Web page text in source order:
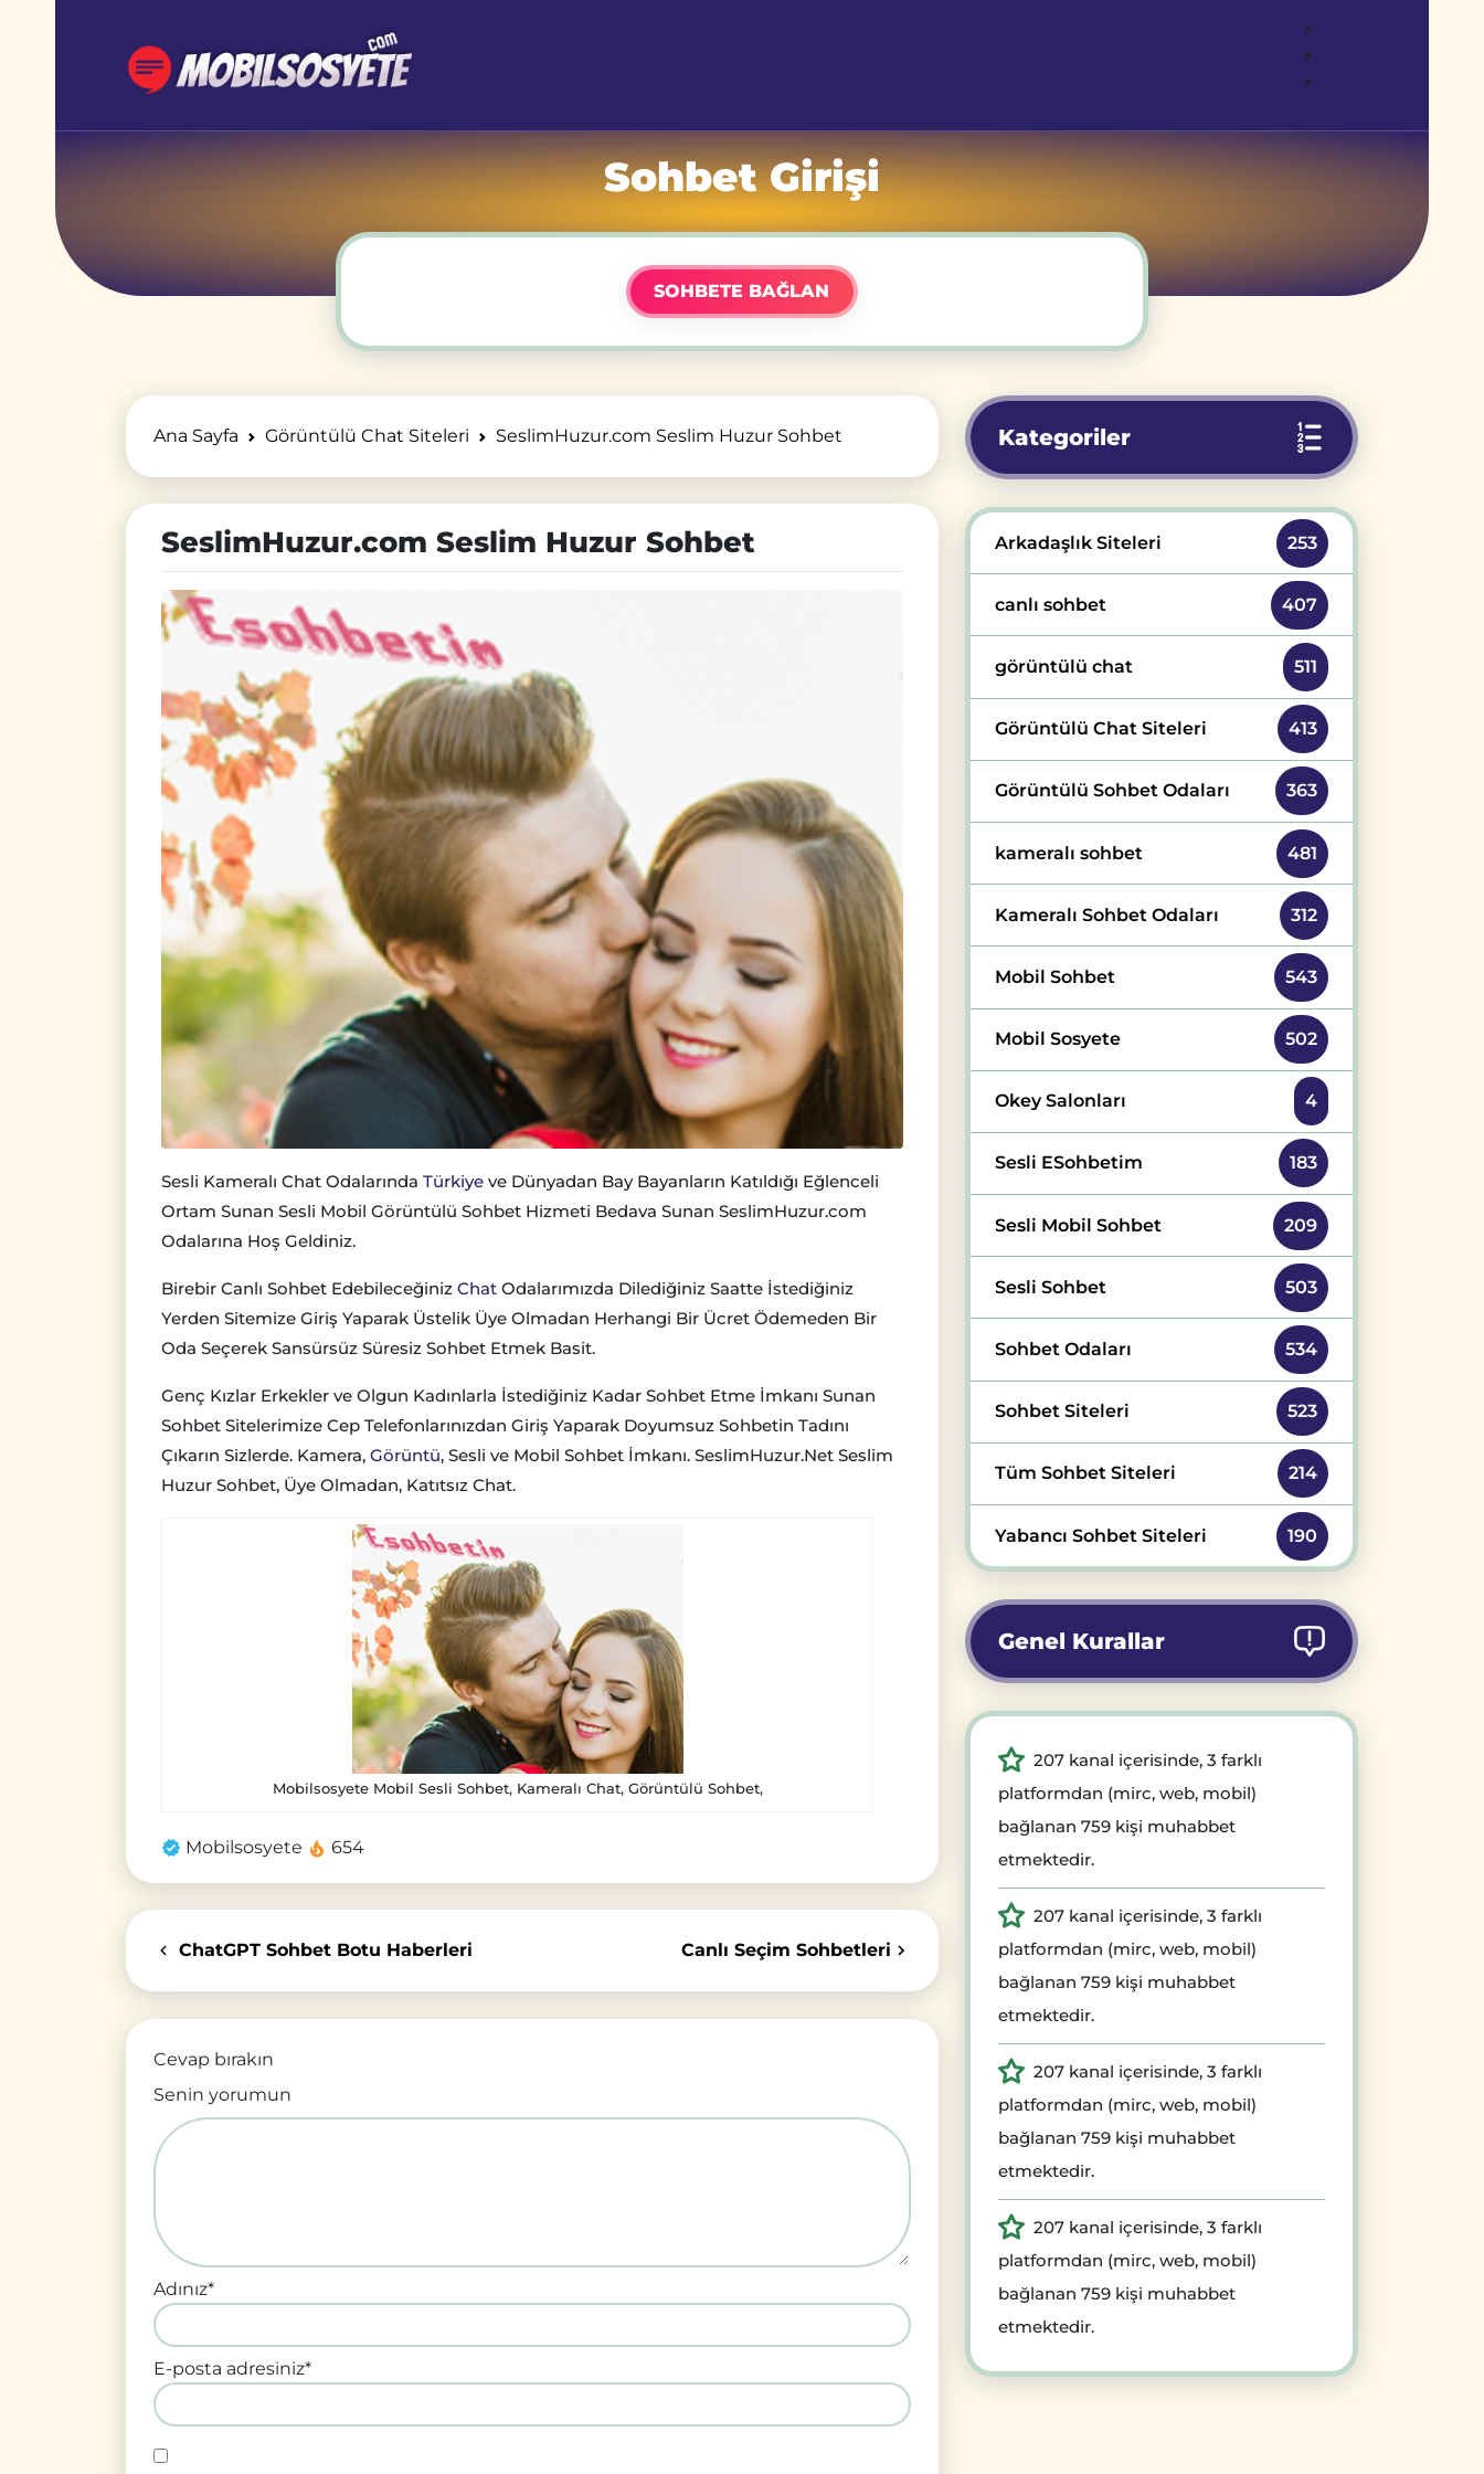
Sohbet Girişi
SOHBETE BAĞLAN
Ana Sayfa Görüntülü Chat Siteleri SeslimHuzur.com Seslim Huzur Sohbet
SeslimHuzur.com Seslim Huzur Sohbet
Sesli Kameralı Chat Odalarında Türkiye ve Dünyadan Bay Bayanların Katıldığı Eğlenceli
Ortam Sunan Sesli Mobil Görüntülü Sohbet Hizmeti Bedava Sunan SeslimHuzur.com
Odalarına Hoş Geldiniz.
Birebir Canlı Sohbet Edebileceğiniz Chat Odalarımızda Dilediğiniz Saatte İstediğiniz
Yerden Sitemize Giriş Yaparak Üstelik Üye Olmadan Herhangi Bir Ücret Ödemeden Bir
Oda Seçerek Sansürsüz Süresiz Sohbet Etmek Basit.
Genç Kızlar Erkekler ve Olgun Kadınlarla İstediğiniz Kadar Sohbet Etme İmkanı Sunan
Sohbet Sitelerimize Cep Telefonlarınızdan Giriş Yaparak Doyumsuz Sohbetin Tadını
Çıkarın Sizlerde. Kamera, Görüntü, Sesli ve Mobil Sohbet İmkanı. SeslimHuzur.Net Seslim
Huzur Sohbet, Üye Olmadan, Katıtsız Chat.
Mobilsosyete Mobil Sesli Sohbet, Kameralı Chat, Görüntülü Sohbet,
Mobilsosyete 654
ChatGPT Sohbet Botu Haberleri Canlı Seçim Sohbetleri
Cevap bırakın
Senin yorumun
Adınız*
E-posta adresiniz*
Kategoriler
Arkadaşlık Siteleri 253
canlı sohbet 407
görüntülü chat 511
Görüntülü Chat Siteleri 413
Görüntülü Sohbet Odaları 363
kameralı sohbet 481
Kameralı Sohbet Odaları 312
Mobil Sohbet 543
Mobil Sosyete 502
Okey Salonları 4
Sesli ESohbetim 183
Sesli Mobil Sohbet 209
Sesli Sohbet 503
Sohbet Odaları 534
Sohbet Siteleri 523
Tüm Sohbet Siteleri 214
Yabancı Sohbet Siteleri 190
Genel Kurallar
207 kanal içerisinde, 3 farklı
platformdan (mirc, web, mobil)
bağlanan 759 kişi muhabbet
etmektedir.
207 kanal içerisinde, 3 farklı
platformdan (mirc, web, mobil)
bağlanan 759 kişi muhabbet
etmektedir.
207 kanal içerisinde, 3 farklı
platformdan (mirc, web, mobil)
bağlanan 759 kişi muhabbet
etmektedir.
207 kanal içerisinde, 3 farklı
platformdan (mirc, web, mobil)
bağlanan 759 kişi muhabbet
etmektedir.